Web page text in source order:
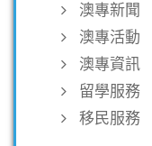
澳專新聞
澳專活動
澳專資訊
留學服務
移民服務